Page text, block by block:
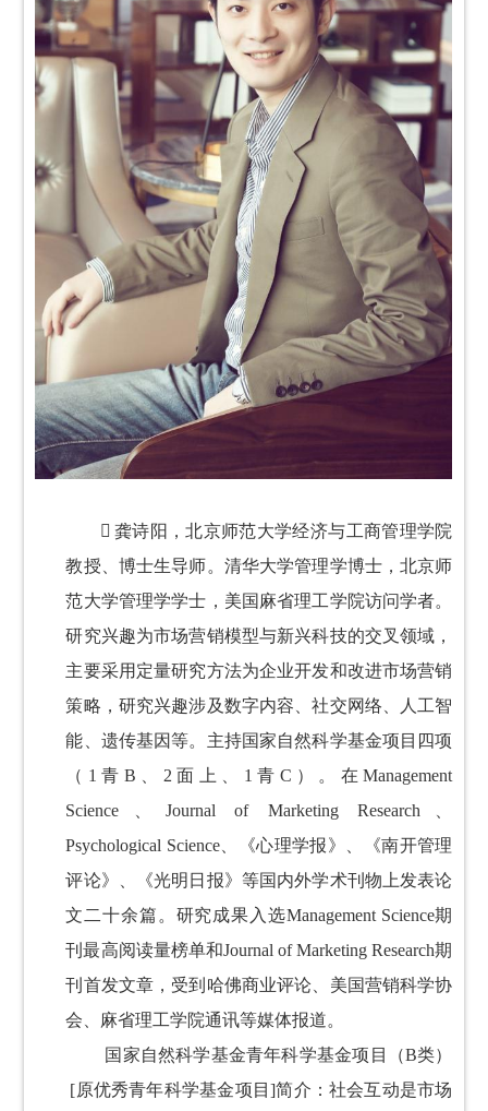
 龚诗阳，北京师范大学经济与工商管理学院
教授、博士生导师。清华大学管理学博士，北京师
范大学管理学学士，美国麻省理工学院访问学者。
研究兴趣为市场营销模型与新兴科技的交叉领域，
主要采用定量研究方法为企业开发和改进市场营销
策略，研究兴趣涉及数字内容、社交网络、人工智
能、遗传基因等。主持国家自然科学基金项目四项
（1青B、2面上、1青C）。在Management
Science、Journal of Marketing Research、
Psychological Science、《心理学报》、《南开管理
评论》、《光明日报》等国内外学术刊物上发表论
文二十余篇。研究成果入选Management Science期
刊最高阅读量榜单和Journal of Marketing Research期
刊首发文章，受到哈佛商业评论、美国营销科学协
会、麻省理工学院通讯等媒体报道。
国家自然科学基金青年科学基金项目（B类）
[原优秀青年科学基金项目]简介：社会互动是市场